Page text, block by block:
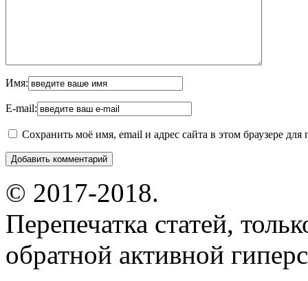
Имя:
E-mail:
Сохранить моё имя, email и адрес сайта в этом браузере
© 2017-2018.
Перепечатка статей,
обратной активной